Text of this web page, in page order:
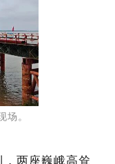
。
两座巍峨高耸